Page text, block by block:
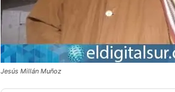
Jesús Millán Muñoz